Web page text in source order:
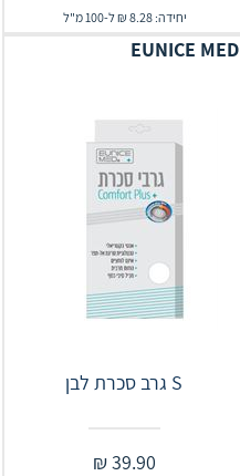
יחידה: 8.28 ₪ ל-100 מ"ל
EUNICE MED
S גרב סכרת לבן
39.90
₪